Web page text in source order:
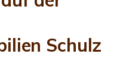
Schulz